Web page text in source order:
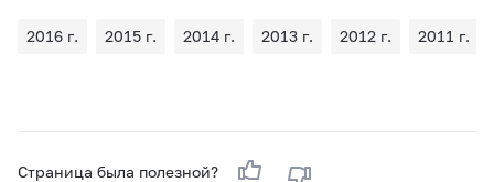
2016 г. 2015 г. 2014 г. 2013 г. 2012 г. 2011 г.
Страница была полезной?